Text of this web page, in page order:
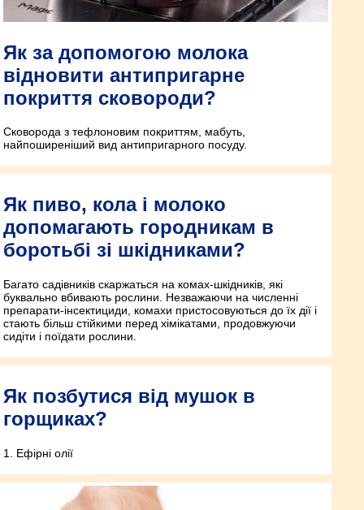
Як за допомогою молока
відновити антипригарне
покриття сковороди?
Сковорода з тефлоновим покриттям, мабуть,
найпоширеніший вид антипригарного посуду.
Як пиво, кола і молоко
допомагають городникам в
боротьбі зі шкідниками?
Багато садівників скаржаться на комах-шкідників, які
буквально вбивають рослини. Незважаючи на численні
препарати-інсектициди, комахи пристосовуються до їх дії і
стають більш стійкими перед хімікатами, продовжуючи
сидіти і поїдати рослини.
Як позбутися від мушок в
горщиках?
1. Ефірні олії